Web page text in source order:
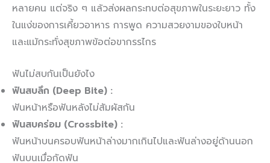
หลายคน แต่จริง ๆ แล้วส่งผลกระทบต่อสุขภาพในระยะยาว ทั้ง
ในแง่ของการเคี้ยวอาหาร การพูด ความสวยงามของใบหน้า
และแม้กระทั่งสุขภาพข้อต่อขากรรไกร
ฟันไม่สบกันเป็นยังไง
ฟันสบลึก (Deep Bite) :
ฟันหน้าหรือฟันหลังไม่สัมผัสกัน
ฟันสบคร่อม (Crossbite) :
ฟันหน้าบนครอบฟันหน้าล่างมากเกินไปและฟันล่างอยู่ด้านนอก
ฟันบนเมื่อกัดฟัน